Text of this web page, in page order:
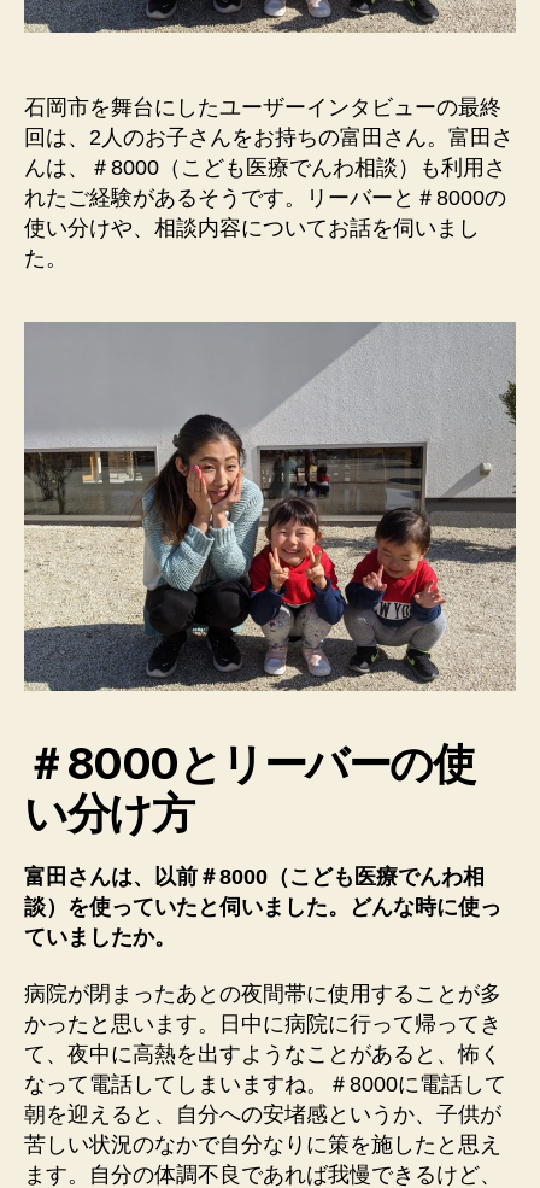
石岡市を舞台にしたユーザーインタビューの最終
回は、2人のお子さんをお持ちの富田さん。富田さ
んは、＃8000（こども医療でんわ相談）も利用さ
れたご経験があるそうです。リーバーと＃8000の
使い分けや、相談内容についてお話を伺いまし
た。
＃8000とリーバーの使
い分け方
富田さんは、以前＃8000（こども医療でんわ相
談）を使っていたと伺いました。どんな時に使っ
ていましたか。
病院が閉まったあとの夜間帯に使用することが多
かったと思います。日中に病院に行って帰ってき
て、夜中に高熱を出すようなことがあると、怖く
なって電話してしまいますね。＃8000に電話して
朝を迎えると、自分への安堵感というか、子供が
苦しい状況のなかで自分なりに策を施したと思え
ます。 自分の体調不良であれば我慢できるけど、